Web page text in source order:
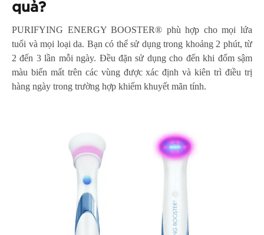
quả?
PURIFYING ENERGY BOOSTER® phù hợp cho mọi lứa
tuổi và mọi loại da. Bạn có thể sử dụng trong khoảng 2 phút, từ
2 đến 3 lần mỗi ngày. Đều đặn sử dụng cho đến khi đốm sậm
màu biến mất trên các vùng được xác định và kiên trì điều trị
hàng ngày trong trường hợp khiếm khuyết mãn tính.